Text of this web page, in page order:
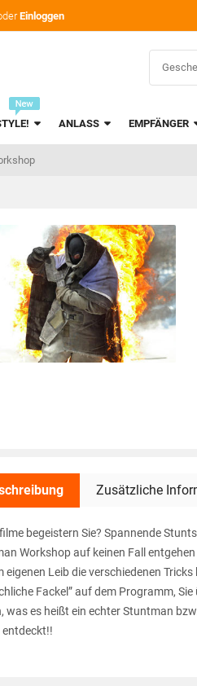
Einloggen
ANLASS EMPFÄNGER
Zusätzliche
begeistern Sie? Spannende
Workshop auf keinen Fall
eigenen Leib die verschiedenen
Fackel” auf dem Programm,
was es heißt ein echter Stuntman